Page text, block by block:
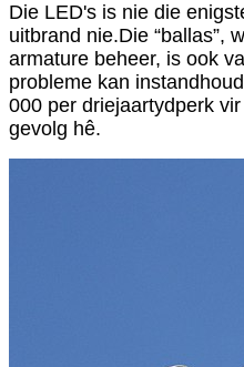
Die LED's is nie die
uitbrand nie.Die “ballas”,
armature beheer, is ook
probleme kan
000 per driejaartydperk
gevolg hê.